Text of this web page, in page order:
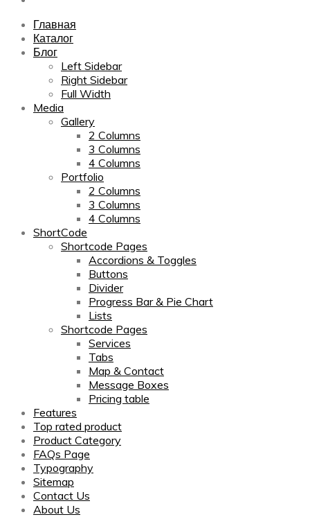
Главная
Каталог
Блог
Left Sidebar
Right Sidebar
Full Width
Media
Gallery
2 Columns
3 Columns
4 Columns
Portfolio
2 Columns
3 Columns
4 Columns
ShortCode
Shortcode Pages
Accordions & Toggles
Buttons
Divider
Progress Bar & Pie Chart
Lists
Shortcode Pages
Services
Tabs
Map & Contact
Message Boxes
Pricing table
Features
Top rated product
Product Category
FAQs Page
Typography
Sitemap
Contact Us
About Us